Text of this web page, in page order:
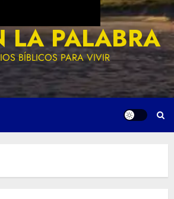
LA PALABRA
BÍBLICOS PARA VIVIR